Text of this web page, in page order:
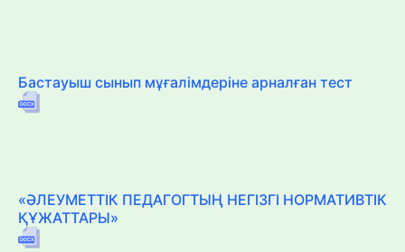
Бастауыш сынып мұғалімдеріне арналған тест
«ӘЛЕУМЕТТІК ПЕДАГОГТЫҢ НЕГІЗГІ НОРМАТИВТІК
ҚҰЖАТТАРЫ»